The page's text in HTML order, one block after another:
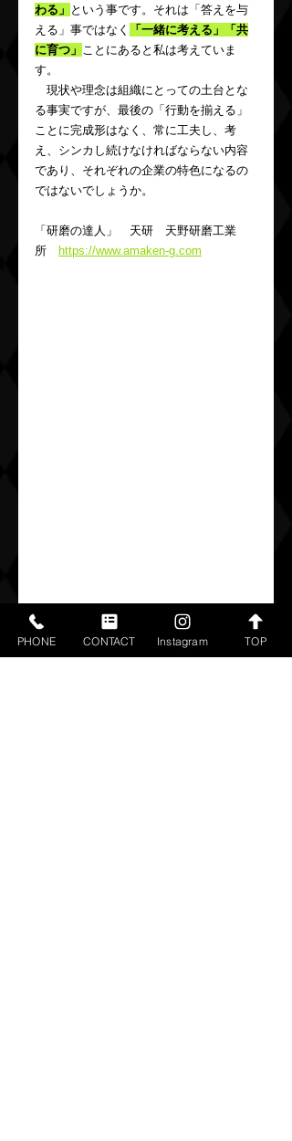
わる」 という事です。それは「答えを与
える」事ではなく
「一緒に考える」「共
に育つ」 ことにあると私は考えていま
す。
現状や理念は組織にとっての土台とな
る事実ですが、最後の「行動を揃える」
ことに完成形はなく、常に工夫し、考
え、シンカし続けなければならない内容
であり、それぞれの企業の特色になるの
ではないでしょうか。
「研磨の達人」　天研　天野研磨工業
所
https://www.amaken-g.com
PHONE CONTACT Instagram TOP